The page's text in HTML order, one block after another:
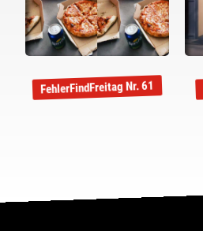
FehlerFindFreitag Nr. 61